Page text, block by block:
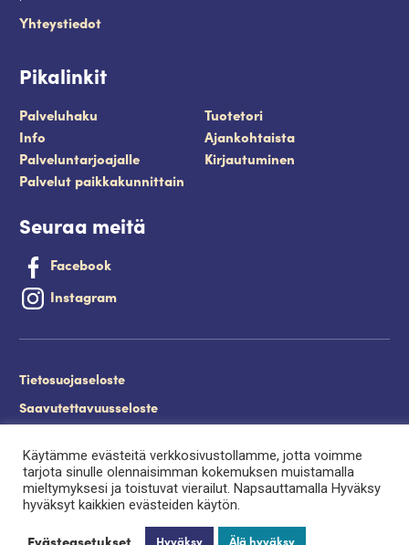
Yhteystiedot
Pikalinkit
Palveluhaku
Tuotetori
Info
Ajankohtaista
Palveluntarjoajalle
Kirjautuminen
Palvelut paikkakunnittain
Seuraa meitä
Facebook
Instagram
Tietosuojaseloste
Saavutettavuusseloste
Palveluntuottajan kirjautuminen.
Käytämme evästeitä verkkosivustollamme, jotta voimme
tarjota sinulle olennaisimman kokemuksen muistamalla
mieltymyksesi ja toistuvat vierailut. Napsauttamalla Hyväksy
hyväksyt kaikkien evästeiden käytön.
Evästeasetukset Hyväksy Älä hyväksy